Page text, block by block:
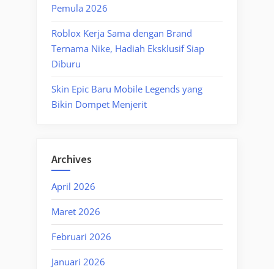
Pemula 2026
Roblox Kerja Sama dengan Brand
Ternama Nike, Hadiah Eksklusif Siap
Diburu
Skin Epic Baru Mobile Legends yang
Bikin Dompet Menjerit
Archives
April 2026
Maret 2026
Februari 2026
Januari 2026